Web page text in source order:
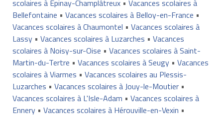
scolaires à Épinay-Champlâtreux• Vacances scolaires à
Bellefontaine • Vacances scolaires à Belloy-en-France •
Vacances scolaires à Chaumontel • Vacances scolaires à
Lassy• Vacances scolaires à Luzarches • Vacances
scolaires à Noisy-sur-Oise • Vacances scolaires à Saint-
Martin-du-Tertre • Vacances scolaires à Seugy• Vacances
scolaires à Viarmes • Vacances scolaires au Plessis-
Luzarches • Vacances scolaires à Jouy-le-Moutier•
Vacances scolaires à L'Isle-Adam • Vacances scolaires à
Ennery• Vacances scolaires à Hérouville-en-Vexin •